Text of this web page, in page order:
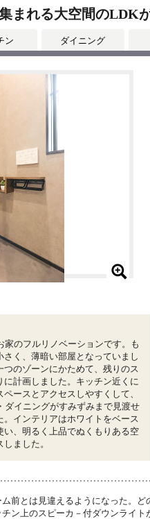
まれる大空間のLDK
ン ダイニング
のフルリノベーションです。も
く、薄暗い部屋となっていまし
のゾーンにかためて、残りのス
計画しました。キッチン近くに
ースとアクセスしやすくして、
ダイニングがすみずみまで見渡せ
インテリアはホワイトをベース
、明るく上品でぬくもりある空
ました。
ム前とは見違えるようになった。
ン上のスピーカ－付ダウンライト